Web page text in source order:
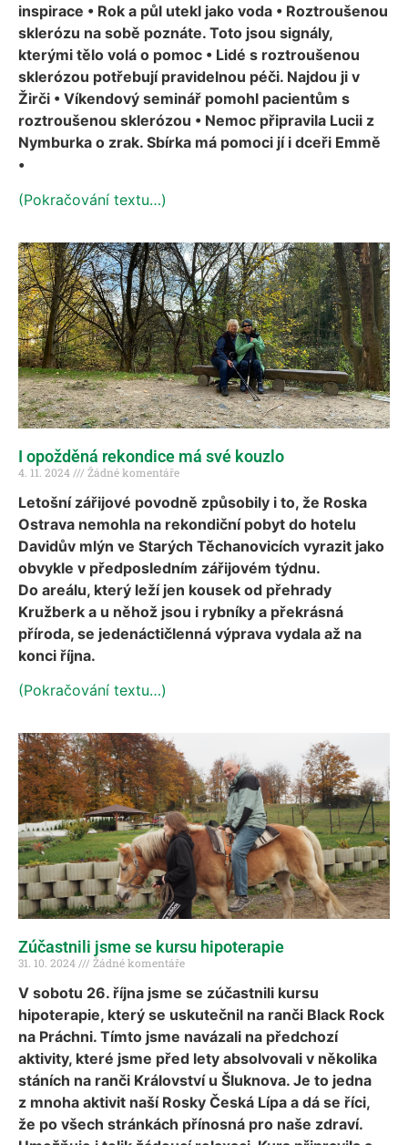
inspirace • Rok a půl utekl jako voda • Roztroušenou
sklerózu na sobě poznáte. Toto jsou signály,
kterými tělo volá o pomoc • Lidé s roztroušenou
sklerózou potřebují pravidelnou péči. Najdou ji v
Žirči • Víkendový seminář pomohl pacientům s
roztroušenou sklerózou • Nemoc připravila Lucii z
Nymburka o zrak. Sbírka má pomoci jí i dceři Emmě
•
(Pokračování textu…)
I opožděná rekondice má své kouzlo
4. 11. 2024 Žádné komentáře
Letošní zářijové povodně způsobily i to, že Roska
Ostrava nemohla na rekondiční pobyt do hotelu
Davidův mlýn ve Starých Těchanovicích vyrazit jako
obvykle v předposledním zářijovém týdnu.
Do areálu, který leží jen kousek od přehrady
Kružberk a u něhož jsou i rybníky a překrásná
příroda, se jedenáctičlenná výprava vydala až na
konci října.
(Pokračování textu…)
Zúčastnili jsme se kursu hipoterapie
31. 10. 2024 Žádné komentáře
V sobotu 26. října jsme se zúčastnili kursu
hipoterapie, který se uskutečnil na ranči Black Rock
na Práchni. Tímto jsme navázali na předchozí
aktivity, které jsme před lety absolvovali v několika
stáních na ranči Království u Šluknova. Je to jedna
z mnoha aktivit naší Rosky Česká Lípa a dá se říci,
že po všech stránkách přínosná pro naše zdraví.